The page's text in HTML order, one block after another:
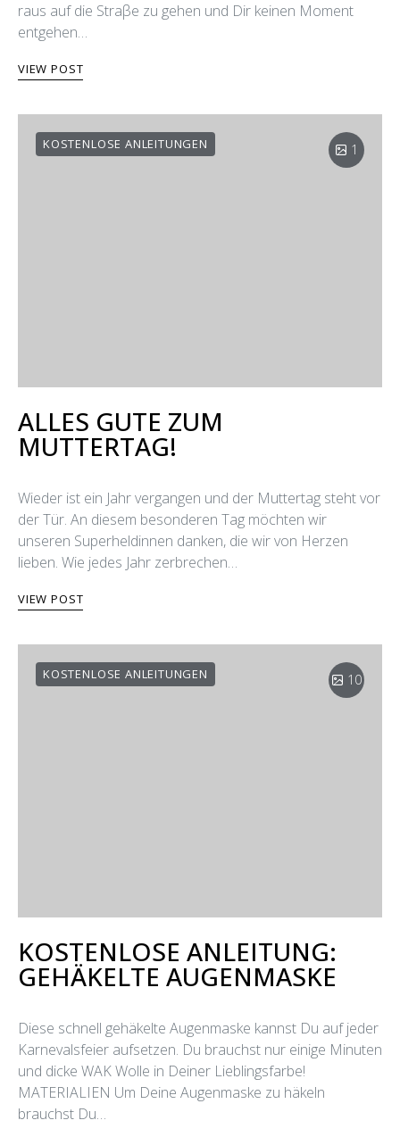
raus auf die Straβe zu gehen und Dir keinen Moment
entgehen…
VIEW POST
KOSTENLOSE ANLEITUNGEN 1
ALLES GUTE ZUM
MUTTERTAG!
Wieder ist ein Jahr vergangen und der Muttertag steht vor
der Tür. An diesem besonderen Tag möchten wir
unseren Superheldinnen danken, die wir von Herzen
lieben. Wie jedes Jahr zerbrechen…
VIEW POST
KOSTENLOSE ANLEITUNGEN 10
KOSTENLOSE ANLEITUNG:
GEHÄKELTE AUGENMASKE
Diese schnell gehäkelte Augenmaske kannst Du auf jeder
Karnevalsfeier aufsetzen. Du brauchst nur einige Minuten
und dicke WAK Wolle in Deiner Lieblingsfarbe!
MATERIALIEN Um Deine Augenmaske zu häkeln
brauchst Du…